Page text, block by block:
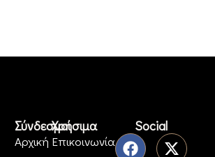
Σύνδεσμοι
Αρχική
Χρήσιμα
Επικοινωνία
Social